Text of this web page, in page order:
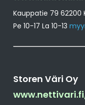
Kauppatie 79 62200
Pe 10-17 La 10-13
Storen Väri Oy